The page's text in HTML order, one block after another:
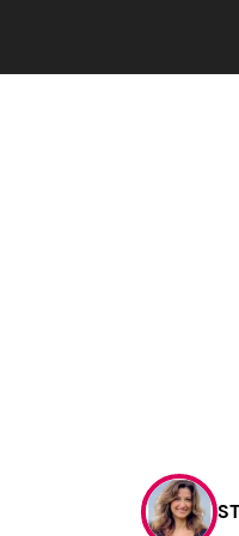
Contattaci
Pubblicità